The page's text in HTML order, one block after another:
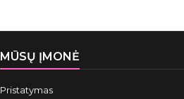
MŪSŲ ĮMONĖ
Pristatymas